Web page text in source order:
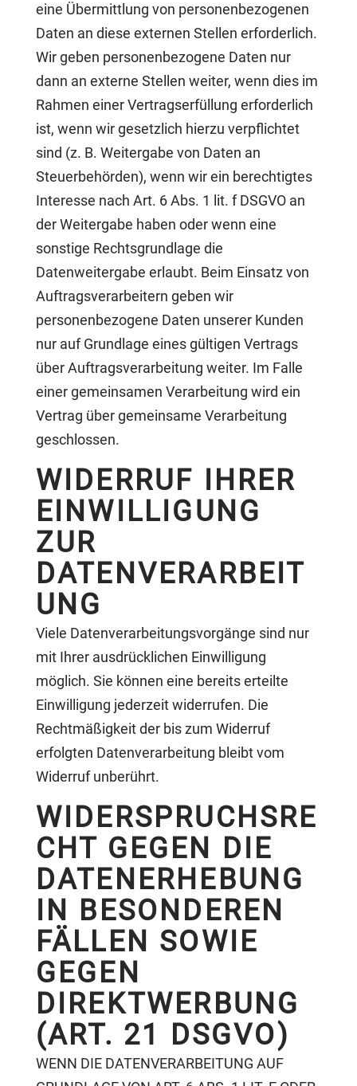
eine Übermittlung von personenbezogenen
Daten an diese externen Stellen erforderlich.
Wir geben personenbezogene Daten nur
dann an externe Stellen weiter, wenn dies im
Rahmen einer Vertragserfüllung erforderlich
ist, wenn wir gesetzlich hierzu verpflichtet
sind (z. B. Weitergabe von Daten an
Steuerbehörden), wenn wir ein berechtigtes
Interesse nach Art. 6 Abs. 1 lit. f DSGVO an
der Weitergabe haben oder wenn eine
sonstige Rechtsgrundlage die
Datenweitergabe erlaubt. Beim Einsatz von
Auftragsverarbeitern geben wir
personenbezogene Daten unserer Kunden
nur auf Grundlage eines gültigen Vertrags
über Auftragsverarbeitung weiter. Im Falle
einer gemeinsamen Verarbeitung wird ein
Vertrag über gemeinsame Verarbeitung
geschlossen.
WIDERRUF IHRER
EINWILLIGUNG
ZUR
DATENVERARBEIT
UNG
Viele Datenverarbeitungsvorgänge sind nur
mit Ihrer ausdrücklichen Einwilligung
möglich. Sie können eine bereits erteilte
Einwilligung jederzeit widerrufen. Die
Rechtmäßigkeit der bis zum Widerruf
erfolgten Datenverarbeitung bleibt vom
Widerruf unberührt.
WIDERSPRUCHSRE
CHT GEGEN DIE
DATENERHEBUNG
IN BESONDEREN
FÄLLEN SOWIE
GEGEN
DIREKTWERBUNG
(ART. 21 DSGVO)
WENN DIE DATENVERARBEITUNG AUF